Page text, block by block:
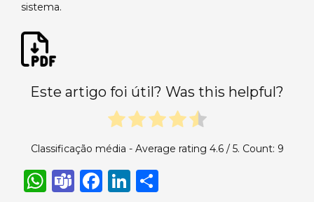
sistema.
Este artigo foi útil? Was this helpful?
Classificação média - Average rating 4.6/ 5. Count: 9
W T
F
Li